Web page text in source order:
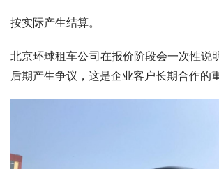
按实际产生结算。
北京环球租车公司在报价阶段会一次性说
后期产生争议，这是企业客户长期合作的